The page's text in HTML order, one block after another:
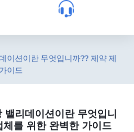
이션이란 무엇입니까?? 제약 제
이드
밸리데이션이란 무엇입니
를 위한 완벽한 가이드